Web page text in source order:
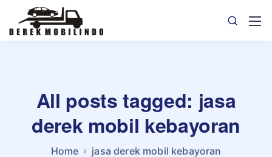
All posts tagged: jasa
derek mobil kebayoran
Home jasa derek mobil kebayoran